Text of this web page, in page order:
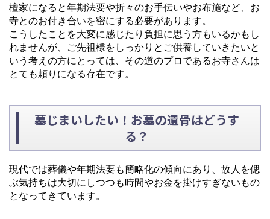
檀家になると年期法要や折々のお手伝いやお布施など、お
寺とのお付き合いを密にする必要があります。
こうしたことを大変に感じたり負担に思う方もいるかもし
れませんが、ご先祖様をしっかりとご供養していきたいと
いう考えの方にとっては、その道のプロであるお寺さんは
とても頼りになる存在です。
墓じまいしたい！お墓の遺骨はどうす
る？
現代では葬儀や年期法要も簡略化の傾向にあり、故人を偲
ぶ気持ちは大切にしつつも時間やお金を掛けすぎないもの
となってきています。